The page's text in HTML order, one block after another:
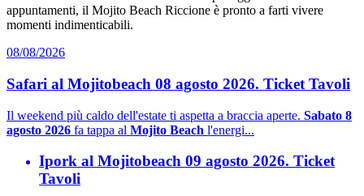
appuntamenti, il Mojito Beach Riccione è pronto a farti vivere
momenti indimenticabili.
08/08/2026
Safari al Mojitobeach 08 agosto 2026. Ticket Tavoli
Il weekend più caldo dell'estate ti aspetta a braccia aperte. Sabato 8
agosto 2026 fa tappa al Mojito Beach l'energi...
Ipork al Mojitobeach 09 agosto 2026. Ticket
Tavoli